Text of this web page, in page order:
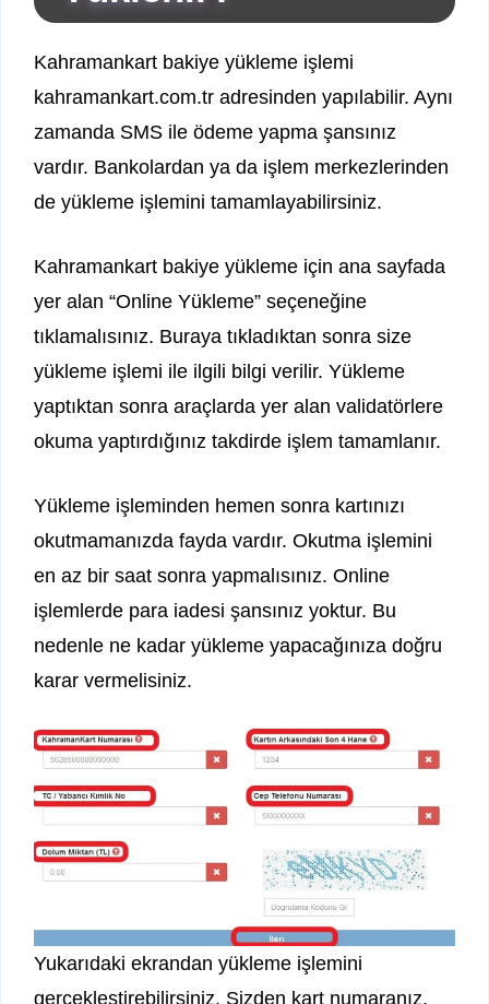
Kahramankart bakiye yükleme işlemi
kahramankart.com.tr adresinden yapılabilir. Aynı
zamanda SMS ile ödeme yapma şansınız
vardır. Bankolardan ya da işlem merkezlerinden
de yükleme işlemini tamamlayabilirsiniz.
Kahramankart bakiye yükleme için ana sayfada
yer alan “Online Yükleme” seçeneğine
tıklamalısınız. Buraya tıkladıktan sonra size
yükleme işlemi ile ilgili bilgi verilir. Yükleme
yaptıktan sonra araçlarda yer alan validatörlere
okuma yaptırdığınız takdirde işlem tamamlanır.
Yükleme işleminden hemen sonra kartınızı
okutmamanızda fayda vardır. Okutma işlemini
en az bir saat sonra yapmalısınız. Online
işlemlerde para iadesi şansınız yoktur. Bu
nedenle ne kadar yükleme yapacağınıza doğru
karar vermelisiniz.
Yukarıdaki ekrandan yükleme işlemini
gerçekleştirebilirsiniz. Sizden kart numaranız,